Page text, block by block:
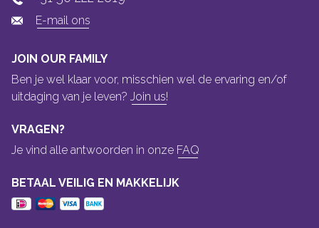
E-mail ons
JOIN OUR FAMILY
Ben je wel klaar voor, misschien wel de ervaring en/of
uitdaging van je leven? Join us!
VRAGEN?
Je vind alle antwoorden in onze FAQ
BETAAL VEILIG EN MAKKELIJK